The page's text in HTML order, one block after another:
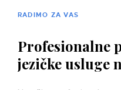
RADIMO ZA VAS
Profesionalne
jezičke usluge